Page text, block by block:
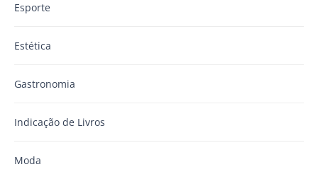
Esporte
Estética
Gastronomia
Indicação de Livros
Moda